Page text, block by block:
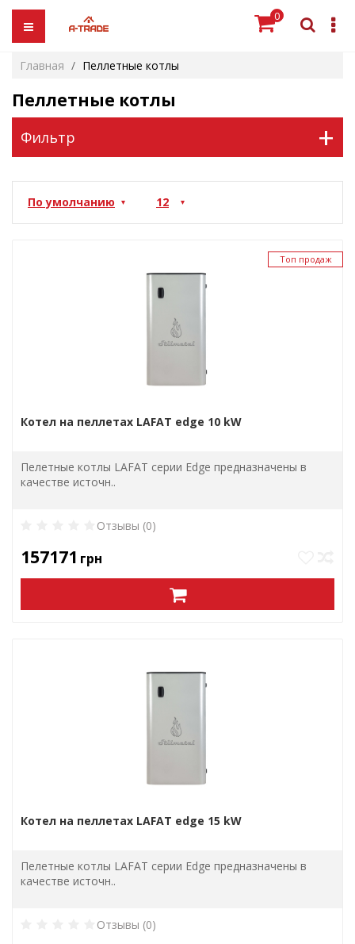
0
Главная Пеллетные котлы
Пеллетные котлы
Фильтр +
Топ продаж
Котел на пеллетах LAFAT edge 10 kW
Пелетные котлы LAFAT серии Edge предназначены в
качестве источн..
Отзывы (0)
157171 грн
Котел на пеллетах LAFAT edge 15 kW
Пелетные котлы LAFAT серии Edge предназначены в
качестве источн..
Отзывы (0)